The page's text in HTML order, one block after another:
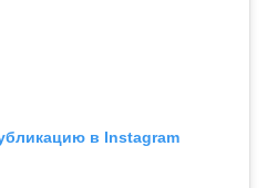
в Instagram